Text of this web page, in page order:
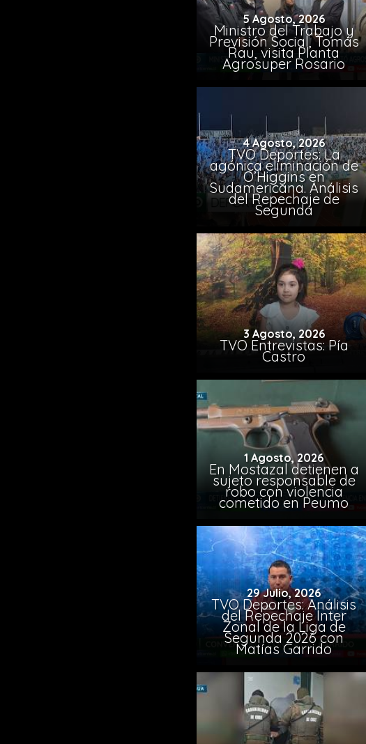
5 Agosto, 2026
Ministro del Trabajo y
Previsión Social, Tomás
Rau, visita Planta
Agrosuper Rosario
4 Agosto, 2026
TVO Deportes: La
agónica eliminación de
O’Higgins en
Sudamericana. Análisis
del Repechaje de
Segunda
3 Agosto, 2026
TVO Entrevistas: Pía
Castro
1 Agosto, 2026
En Mostazal detienen a
sujeto responsable de
robo con violencia
cometido en Peumo
29 Julio, 2026
TVO Deportes: Análisis
del Repechaje Inter
Zonal de la Liga de
Segunda 2026 con
Matías Garrido